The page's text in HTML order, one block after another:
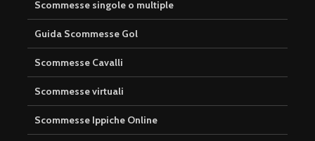
Scommesse singole o multiple
Guida Scommesse Gol
Scommesse Cavalli
Scommesse virtuali
Scommesse Ippiche Online